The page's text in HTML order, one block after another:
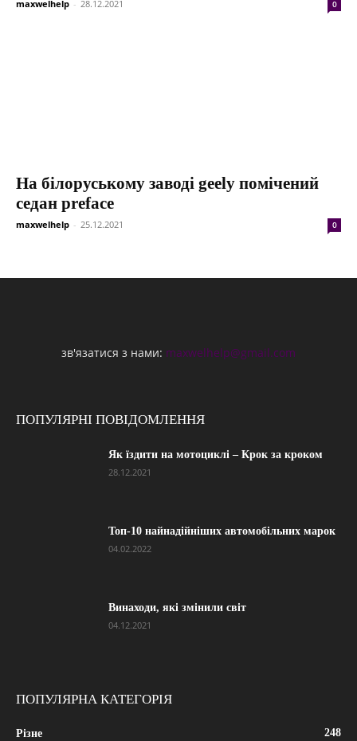
maxwelhelp - 28.12.2021 0
На білоруському заводі geely помічений
седан preface
maxwelhelp - 25.12.2021 0
зв'язатися з нами: maxwelhelp@gmail.com
ПОПУЛЯРНІ ПОВІДОМЛЕННЯ
Як їздити на мотоциклі – Крок за кроком
28.12.2021
Топ-10 найнадійніших автомобільних марок
04.02.2022
Винаходи, які змінили світ
04.12.2021
ПОПУЛЯРНА КАТЕГОРІЯ
Різне 248